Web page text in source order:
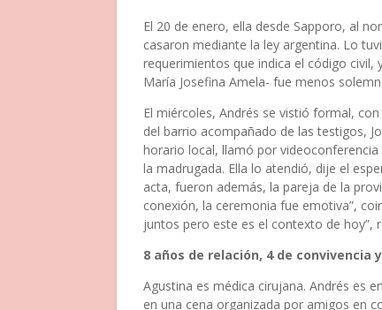
El 20 de enero, ella desde Sapporo, al
casaron mediante la ley argentina. Lo
requerimientos que indica el código
María Josefina Amela- fue menos
El miércoles, Andrés se vistió formal,
del barrio acompañado de las testigos,
horario local, llamó por
la madrugada. Ella lo atendió, dije el
acta, fueron además, la pareja de la
conexión, la ceremonia fue emotiva”,
juntos pero este es el contexto de hoy”,
8 años de relación, 4 de convivencia
Agustina es médica cirujana. Andrés es
en una cena organizada por amigos en